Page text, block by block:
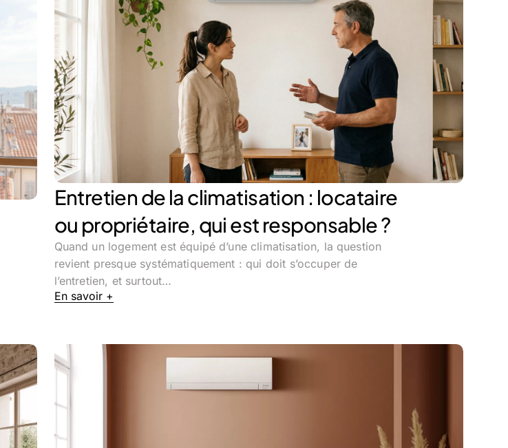
Entretien de la climatisation : locataire
ou propriétaire, qui est responsable ?
Quand un logement est équipé d’une climatisation, la question
revient presque systématiquement : qui doit s’occuper de
l’entretien, et surtout…
En savoir +